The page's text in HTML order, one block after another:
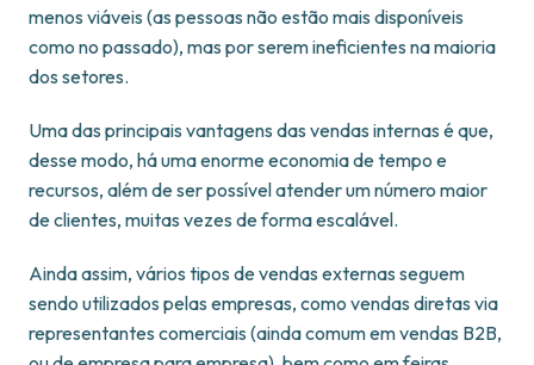
menos viáveis (as pessoas não estão mais disponíveis
como no passado), mas por serem ineficientes na maioria
dos setores.
Uma das principais vantagens das vendas internas é que,
desse modo, há uma enorme economia de tempo e
recursos, além de ser possível atender um número maior
de clientes, muitas vezes de forma escalável.
Ainda assim, vários tipos de vendas externas seguem
sendo utilizados pelas empresas, como vendas diretas via
representantes comerciais (ainda comum em vendas B2B,